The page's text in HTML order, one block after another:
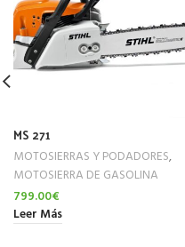
MS 271
MOTOSIERRAS Y PODADORES,
MOTOSIERRA DE GASOLINA
799.00€
Leer Más